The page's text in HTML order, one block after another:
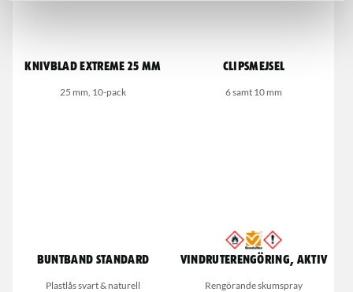
Knivblad Extreme 25 mm
25 mm, 10-pack
Clipsmejsel
6 samt 10 mm
Buntband standard
Plastlås svart & naturell
Vindruterengöring, Aktiv
Rengörande skumspray